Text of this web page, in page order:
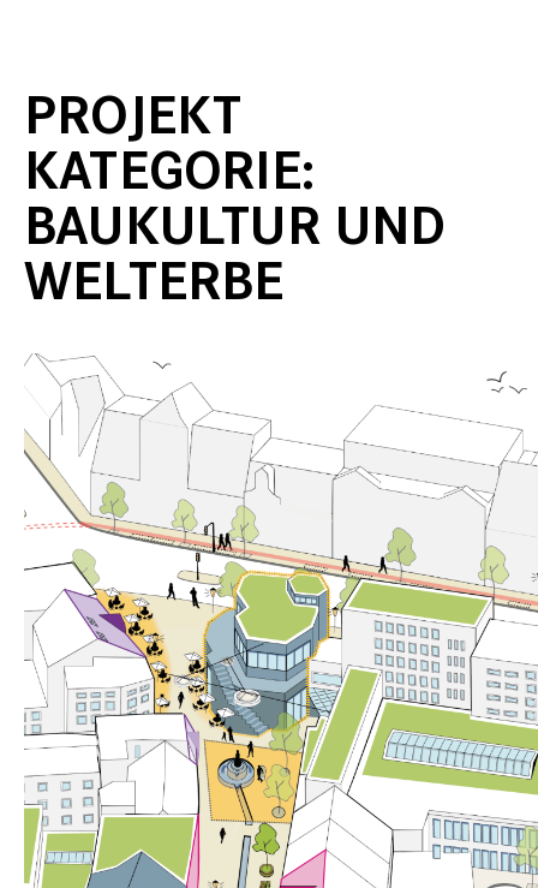
PROJEKT
KATEGORIE:
BAUKULTUR UND
WELTERBE